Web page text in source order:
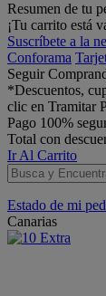
Resumen de tu
¡Tu carrito está
Suscríbete a la
Conforama
Seguir
*Descuentos,
clic en Tramitar
Pago 100%
Total con
Ir Al Carrito
Estado de mi
Canarias